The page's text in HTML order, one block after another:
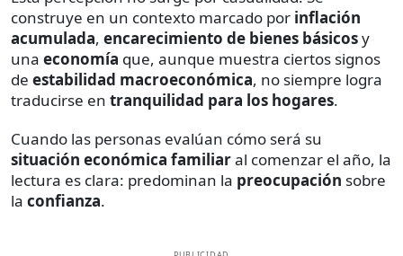
construye en un contexto marcado por inflación
acumulada, encarecimiento de bienes básicosy
una economía que, aunque muestra ciertos signos
de estabilidad macroeconómica, no siempre logra
traducirse en tranquilidad para los hogares.
Cuando las personas evalúan cómo será su
situación económica familiaral comenzar el año, la
lectura es clara: predominan la preocupación sobre
la confianza.